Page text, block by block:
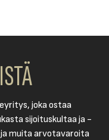
joka ostaa
sijoituskultaa ja -
muita arvotavaroita